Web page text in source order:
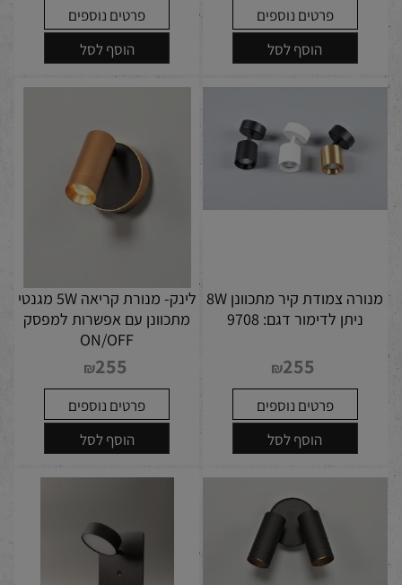
פרטים נוספים
הוסף לסל
פרטים נוספים
הוסף לסל
מנורה צמודת קיר מתכוונן 8W
ניתן לדימור דגם: 9708
₪255
פרטים נוספים
הוסף לסל
לינק- מנורת קריאה 5W מגנטי
מתכוונן עם אפשרות למפסק
ON/OFF
₪255
פרטים נוספים
הוסף לסל